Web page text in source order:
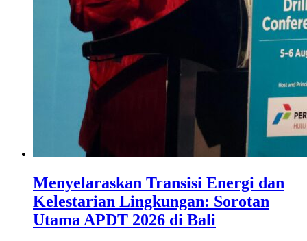
Menyelaraskan Transisi Energi dan
Kelestarian Lingkungan: Sorotan
Utama APDT 2026 di Bali